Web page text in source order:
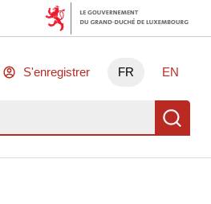
S'enregistrer FR EN